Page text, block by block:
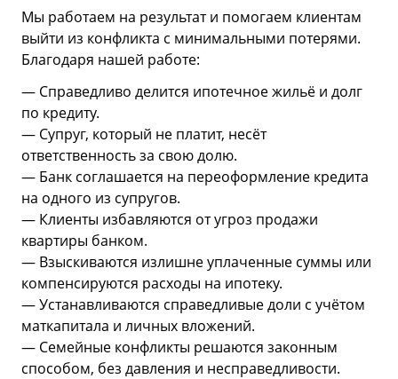
Мы работаем на результат и помогаем клиентам
выйти из конфликта с минимальными потерями.
Благодаря нашей работе:
— Справедливо делится ипотечное жильё и долг
по кредиту.
— Супруг, который не платит, несёт
ответственность за свою долю.
— Банк соглашается на переоформление кредита
на одного из супругов.
— Клиенты избавляются от угроз продажи
квартиры банком.
— Взыскиваются излишне уплаченные суммы или
компенсируются расходы на ипотеку.
— Устанавливаются справедливые доли с учётом
маткапитала и личных вложений.
— Семейные конфликты решаются законным
способом, без давления и несправедливости.